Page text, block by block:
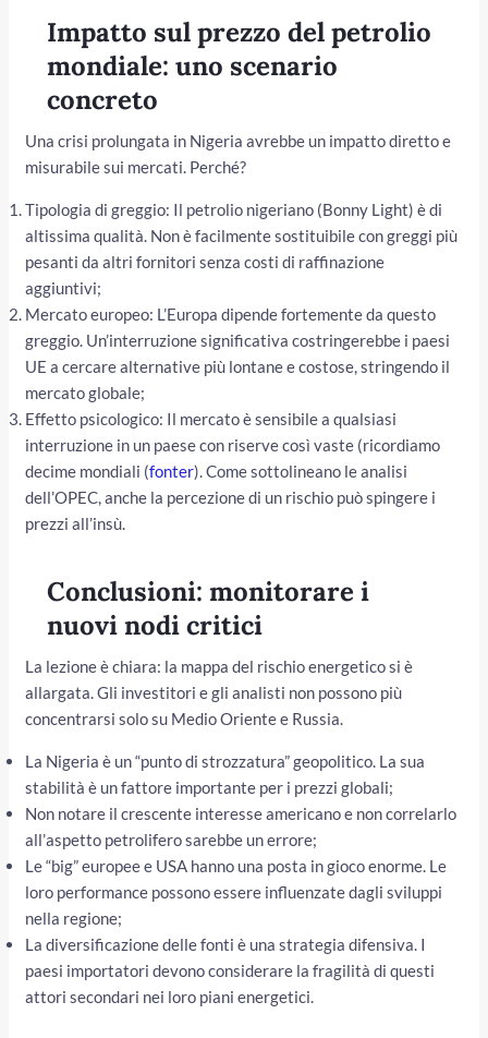
Impatto sul prezzo del petrolio
mondiale: uno scenario
concreto
Una crisi prolungata in Nigeria avrebbe un impatto diretto e
misurabile sui mercati. Perché?
Tipologia di greggio: Il petrolio nigeriano (Bonny Light) è di
altissima qualità. Non è facilmente sostituibile con greggi più
pesanti da altri fornitori senza costi di raffinazione
aggiuntivi;
Mercato europeo: L’Europa dipende fortemente da questo
greggio. Un’interruzione significativa costringerebbe i paesi
UE a cercare alternative più lontane e costose, stringendo il
mercato globale;
Effetto psicologico: Il mercato è sensibile a qualsiasi
interruzione in un paese con riserve così vaste (ricordiamo
decime mondiali (fonter). Come sottolineano le analisi
dell’OPEC, anche la percezione di un rischio può spingere i
prezzi all’insù.
Conclusioni: monitorare i
nuovi nodi critici
La lezione è chiara: la mappa del rischio energetico si è
allargata. Gli investitori e gli analisti non possono più
concentrarsi solo su Medio Oriente e Russia.
La Nigeria è un “punto di strozzatura” geopolitico. La sua
stabilità è un fattore importante per i prezzi globali;
Non notare il crescente interesse americano e non correlarlo
all’aspetto petrolifero sarebbe un errore;
Le “big” europee e USA hanno una posta in gioco enorme. Le
loro performance possono essere influenzate dagli sviluppi
nella regione;
La diversificazione delle fonti è una strategia difensiva. I
paesi importatori devono considerare la fragilità di questi
attori secondari nei loro piani energetici.